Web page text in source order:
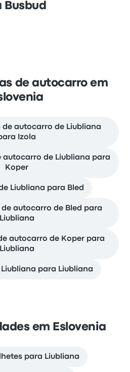
Busbud
de autocarro em
de autocarro de Liubliana
Izola
autocarro de Liubliana para
Koper
Liubliana para Bled
autocarro de Bled para
Liubliana
autocarro de Koper para
Liubliana
para Liubliana
em Eslovenia
para Liubliana